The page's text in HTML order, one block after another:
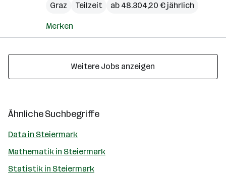
Graz
Teilzeit ab 48.304,20 € jährlich
Merken
Weitere Jobs anzeigen
Ähnliche Suchbegriffe
Data in Steiermark
Mathematik in Steiermark
Statistik in Steiermark